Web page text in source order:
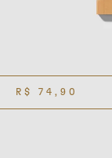
R$ 74,90